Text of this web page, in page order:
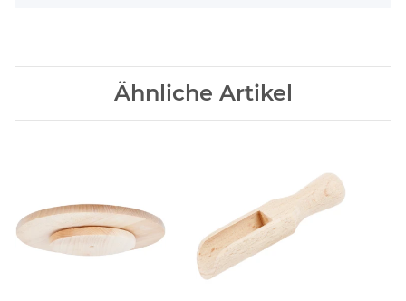
Ähnliche Artikel